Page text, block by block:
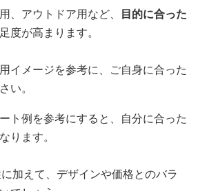
、アウトドア用など、 目的に合った
度が高まります。
イメージを参考に、ご自身に合った
い。
ト例を参考にすると、自分に合った
ります。
加えて、デザインや価格とのバラ